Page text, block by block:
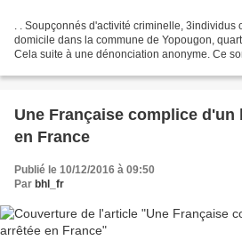
. . Soupçonnés d'activité criminelle, 3individus
domicile dans la commune de Yopougon,
Cela suite à une dénonciation anonyme. Ce
Une Française complice d'un
en France
Publié le 10/12/2016 à 09:50
Par bhl_fr